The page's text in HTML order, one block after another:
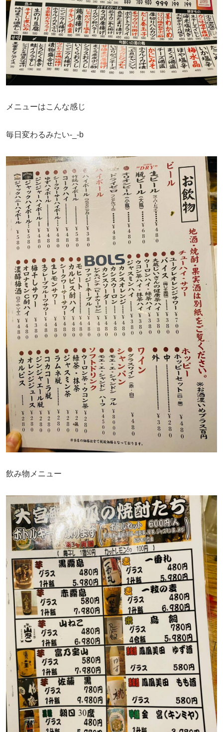
メニューはこんな感じ
毎日変わるみたい-_-b
飲み物メニュー